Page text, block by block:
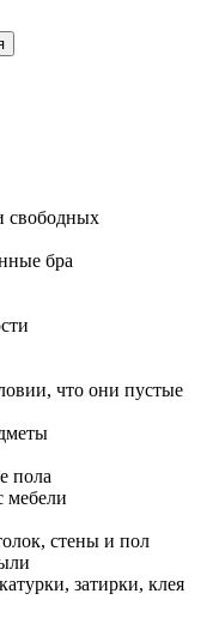
свободных
бра
что они пустые
пола
мебели
стены и пол
затирки, клея